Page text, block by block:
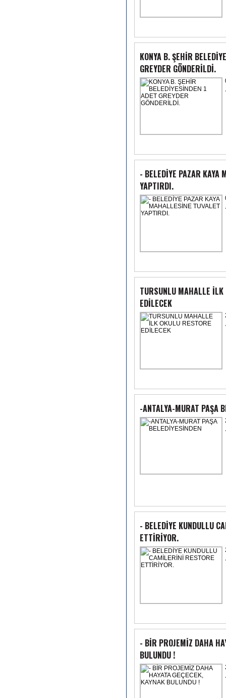
KONYA B. ŞEHİR
GREYDER GÖNDERİLDİ.
- BELEDİYE PAZAR KAYA
YAPTIRDI.
TURSUNLU MAHALLE İLK
EDİLECEK
-ANTALYA-MURAT PAŞA
- BELEDİYE KUNDULLU
ETTİRİYOR.
- BİR PROJEMİZ DAHA
BULUNDU !